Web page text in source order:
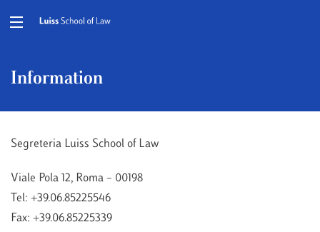
Information
Segreteria Luiss School of Law
Viale Pola 12, Roma – 00198
Tel: +39.06.85225546
Fax: +39.06.85225339